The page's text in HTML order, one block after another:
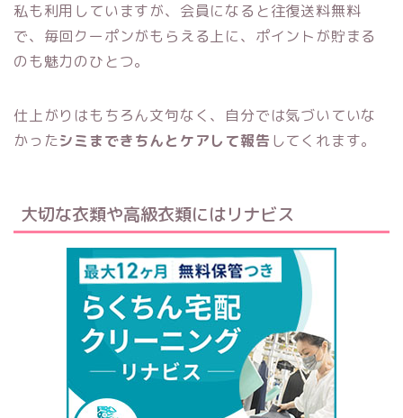
私も利用していますが、会員になると往復送料無料
で、毎回クーポンがもらえる上に、ポイントが貯まる
のも魅力のひとつ。
仕上がりはもちろん文句なく、自分では気づいていな
かったシミまできちんとケアして報告 してくれます。
大切な衣類や高級衣類にはリナビス